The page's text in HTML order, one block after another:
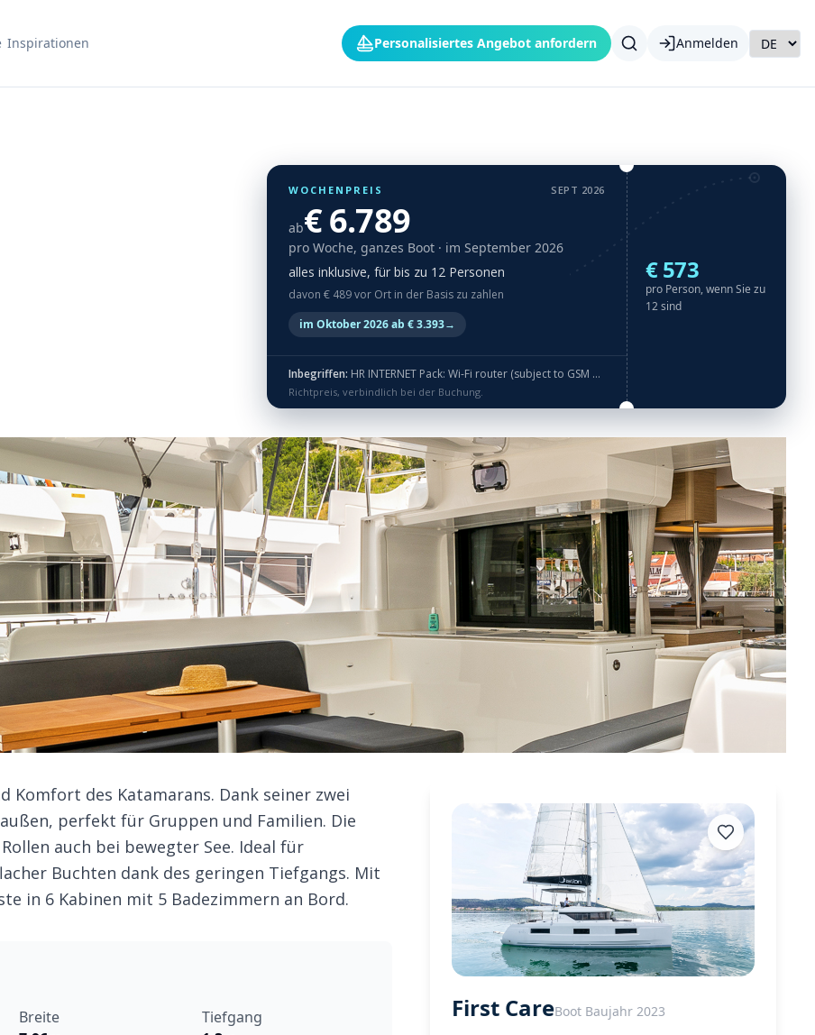
Inspirationen Personalisiertes Angebot anfordern Anmelden
WOCHENPREIS SEPT 2026
ab€ 6.789
pro Woche, ganzes Boot · im September 2026
alles inklusive, für bis zu 12 Personen
davon € 489 vor Ort in der Basis zu zahlen
im Oktober 2026 ab € 3.393→
Inbegriffen: HR INTERNET Pack: Wi-Fi router (subject to GSM coverage up to 50GB/week) · HR SUP (FREE OF CHARGE)
Richtpreis, verbindlich bei der Buchung.
€ 573
pro Person, wenn Sie zu
12 sind
Komfort des Katamarans. Dank seiner zwei
perfekt für Gruppen und Familien. Die
auch bei bewegter See. Ideal für
Buchten dank des geringen Tiefgangs. Mit
in 6 Kabinen mit 5 Badezimmern an Bord.
Breite
Tiefgang
First CareBoot Baujahr 2023